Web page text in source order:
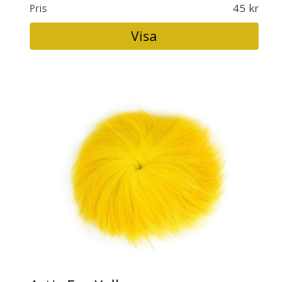
Pris 45
Visa